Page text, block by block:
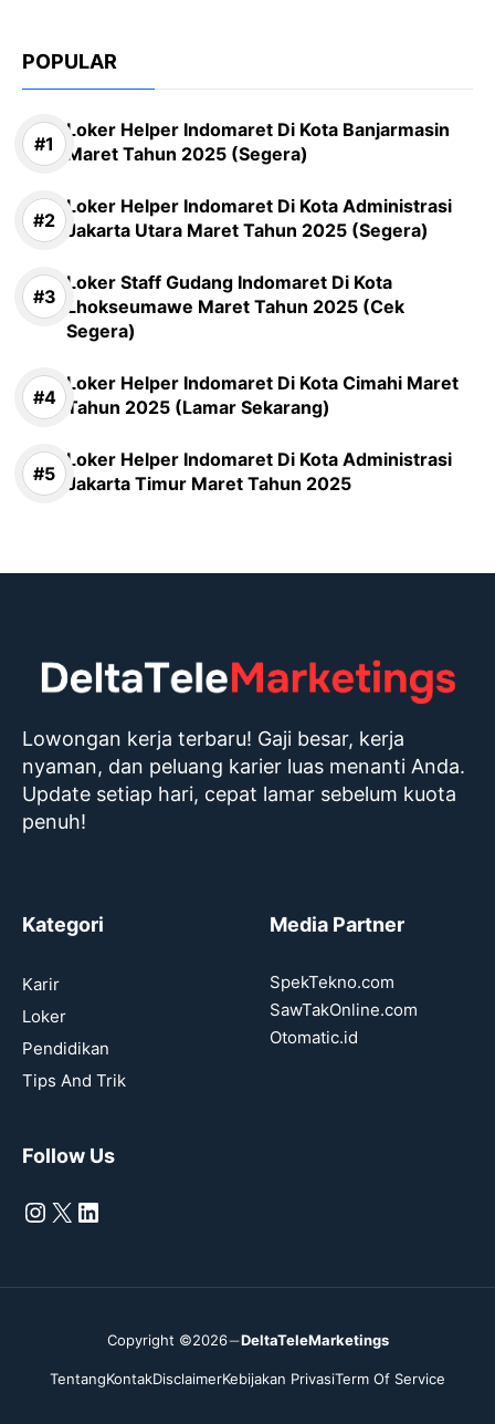
POPULAR
Loker Helper Indomaret Di Kota Banjarmasin
Maret Tahun 2025 (Segera)
Loker Helper Indomaret Di Kota Administrasi
Jakarta Utara Maret Tahun 2025 (Segera)
Loker Staff Gudang Indomaret Di Kota
Lhokseumawe Maret Tahun 2025 (Cek
Segera)
Loker Helper Indomaret Di Kota Cimahi Maret
Tahun 2025 (Lamar Sekarang)
Loker Helper Indomaret Di Kota Administrasi
Jakarta Timur Maret Tahun 2025
Lowongan kerja terbaru! Gaji besar, kerja
nyaman, dan peluang karier luas menanti Anda.
Update setiap hari, cepat lamar sebelum kuota
penuh!
Kategori
Karir
Loker
Pendidikan
Tips And Trik
Media Partner
SpekTekno.com
SawTakOnline.com
Otomatic.id
Follow Us
Instagram
X LinkedIn
Copyright ©2026 DeltaTeleMarketings
TentangKontakDisclaimerKebijakan PrivasiTerm Of Service